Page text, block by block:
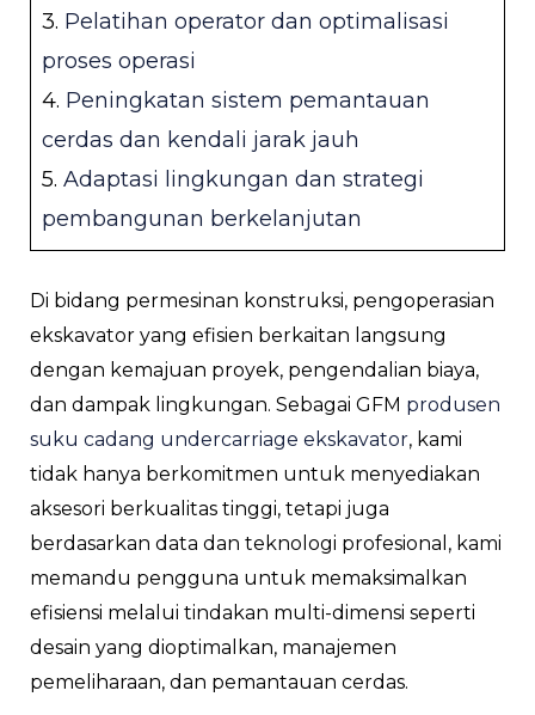
3. Pelatihan operator dan optimalisasi
proses operasi
4. Peningkatan sistem pemantauan
cerdas dan kendali jarak jauh
5. Adaptasi lingkungan dan strategi
pembangunan berkelanjutan
Di bidang permesinan konstruksi, pengoperasian
ekskavator yang efisien berkaitan langsung
dengan kemajuan proyek, pengendalian biaya,
dan dampak lingkungan. Sebagai GFM produsen
suku cadang undercarriage ekskavator, kami
tidak hanya berkomitmen untuk menyediakan
aksesori berkualitas tinggi, tetapi juga
berdasarkan data dan teknologi profesional, kami
memandu pengguna untuk memaksimalkan
efisiensi melalui tindakan multi-dimensi seperti
desain yang dioptimalkan, manajemen
pemeliharaan, dan pemantauan cerdas.